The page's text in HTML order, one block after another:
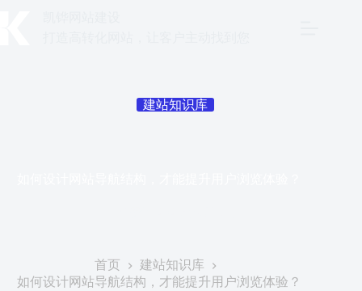
建站知识库
首页
建站知识库
如何设计网站导航结构，才能提升用户浏览体验？